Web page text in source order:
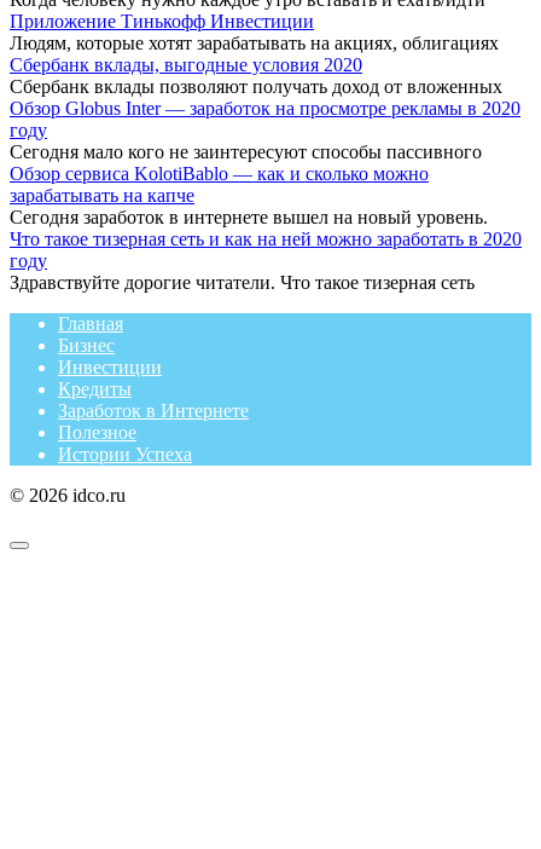
Приложение Тинькофф Инвестиции
Людям, которые хотят зарабатывать на акциях, облигациях
Сбербанк вклады, выгодные условия 2020
Сбербанк вклады позволяют получать доход от вложенных
Обзор Globus Inter — заработок на просмотре рекламы в 2020
году
Сегодня мало кого не заинтересуют способы пассивного
Обзор сервиса KolotiBablo — как и сколько можно
зарабатывать на капче
Сегодня заработок в интернете вышел на новый уровень.
Что такое тизерная сеть и как на ней можно заработать в 2020
году
Здравствуйте дорогие читатели. Что такое тизерная сеть
Главная
Бизнес
Инвестиции
Кредиты
Заработок в Интернете
Полезное
Истории Успеха
© 2026 idco.ru